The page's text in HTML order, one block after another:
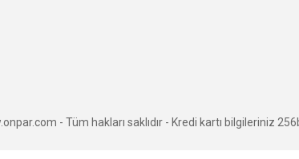
- Tüm hakları saklıdır - Kredi kartı bilgileriniz